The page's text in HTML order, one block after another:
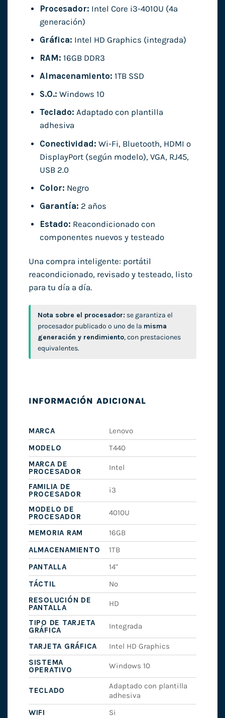
Procesador: Intel Core i3-4010U (4ª
generación)
Gráfica: Intel HD Graphics (integrada)
RAM: 16GB DDR3
Almacenamiento: 1TB SSD
S.O.: Windows 10
Teclado: Adaptado con plantilla
adhesiva
Conectividad: Wi-Fi, Bluetooth, HDMI o
DisplayPort (según modelo), VGA, RJ45,
USB 2.0
Color: Negro
Garantía: 2 años
Estado: Reacondicionado con
componentes nuevos y testeado
Una compra inteligente: portátil
reacondicionado, revisado y testeado, listo
para tu día a día.
Nota sobre el procesador: se garantiza el
procesador publicado o uno de la misma
generación y rendimiento, con prestaciones
equivalentes.
INFORMACIÓN ADICIONAL
MARCA
Lenovo
MODELO
T440
MARCA DE
PROCESADOR
Intel
FAMILIA DE
PROCESADOR
i3
MODELO DE
PROCESADOR
4010U
MEMORIA RAM
16GB
ALMACENAMIENTO
1TB
PANTALLA
14"
TÁCTIL
No
RESOLUCIÓN DE
PANTALLA
HD
TIPO DE TARJETA
GRÁFICA
Integrada
TARJETA GRÁFICA
Intel HD Graphics
SISTEMA
OPERATIVO
Windows 10
TECLADO
Adaptado con plantilla
adhesiva
WIFI
Si